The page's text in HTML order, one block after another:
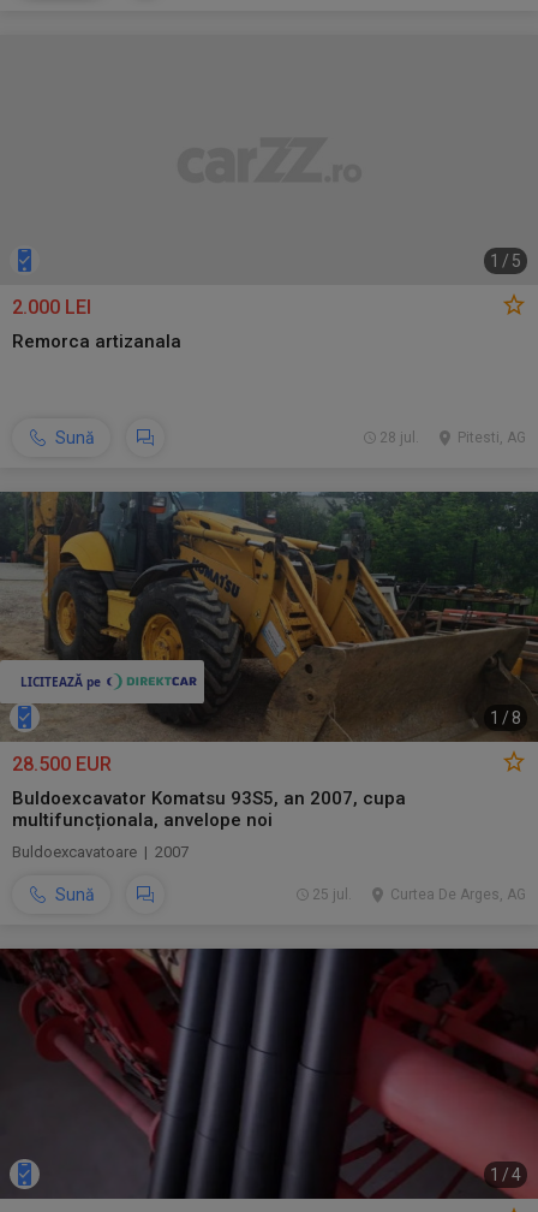
1 / 5
2.000 LEI
Remorca artizanala
Sună Pitesti, AG
28 jul.
1 / 8
28.500 EUR
Buldoexcavator Komatsu 93S5, an 2007, cupa
multifuncționala, anvelope noi
Buldoexcavatoare | 2007
Sună Curtea De Arges, AG
25 jul.
1 /4